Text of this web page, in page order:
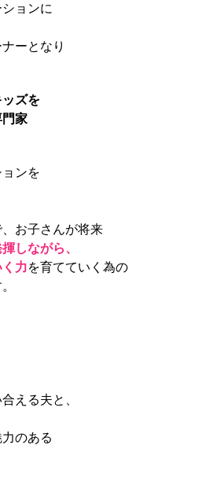
ョンに
ーとなり
ズを
家
ンを
お子さんが将来
しながら、
力を育てていく為の
える夫と、
のある